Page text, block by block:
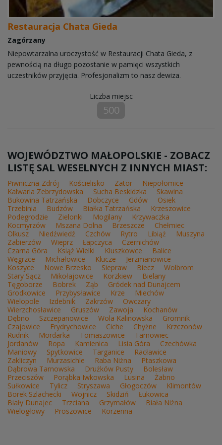
Restauracja Chata Gieda
Zagórzany
Niepowtarzalna uroczystość w Restauracji Chata Gieda, z
pewnością na długo pozostanie w pamięci wszystkich
uczestników przyjęcia. Profesjonalizm to nasz dewiza.
Liczba miejsc
500
WOJEWÓDZTWO MAŁOPOLSKIE - ZOBACZ
LISTĘ SAL WESELNYCH Z INNYCH MIAST:
Piwniczna-Zdrój Kościelisko Zator
Niepołomice
Kalwaria Zebrzydowska
Sucha Beskidzka
Skawina
Bukowina Tatrzańska
Dobczyce Gdów
Osiek
Trzebinia
Budzów Białka Tatrzańska
Krzeszowice
Podegrodzie
Zielonki Mogilany
Krzywaczka
Kocmyrzów
Mszana Dolna Brzeszcze
Chełmiec
Olkusz
Niedźwiedź Czchów Rytro Libiąż
Muszyna
Zabierzów
Wieprz Łapczyca
Czernichów
Czarna Góra
Książ Wielki Kluszkowce
Balice
Węgrzce
Michałowice Klucze
Jerzmanowice
Koszyce
Nowe Brzesko Siepraw Biecz
Wolbrom
Stary Sącz
Mikołajowice Korzkiew
Bielany
Tęgoborze
Bobrek Ząb
Gródek nad Dunajcem
Grodkowice
Przybysławice Krze
Miechów
Wielopole
Izdebnik Zakrzów
Owczary
Wierzchosławice
Gruszów Zawoja
Kochanów
Dębno
Szczepanowice Wola Kalinowska
Gromnik
Czajowice
Frydrychowice Ciche Chyżne
Krzczonów
Rudnik
Mordarka Tomaszowice
Tarnowiec
Jordanów
Ropa Kamienica Lisia Góra
Czechówka
Maniowy
Spytkowice Targanice
Racławice
Zakliczyn
Murzasichle Raba Niżna
Ptaszkowa
Dąbrowa Tarnowska
Drużków Pusty
Bolesław
Przeciszów
Porąbka Iwkowska Lusina
Żabno
Sułkowice
Tylicz Stryszawa Głogoczów
Klimontów
Borek Szlachecki
Wojnicz Skidziń
Łukowica
Biały Dunajec
Trzciana Grzymałów
Biała Niżna
Wielogłowy
Proszowice Korzenna